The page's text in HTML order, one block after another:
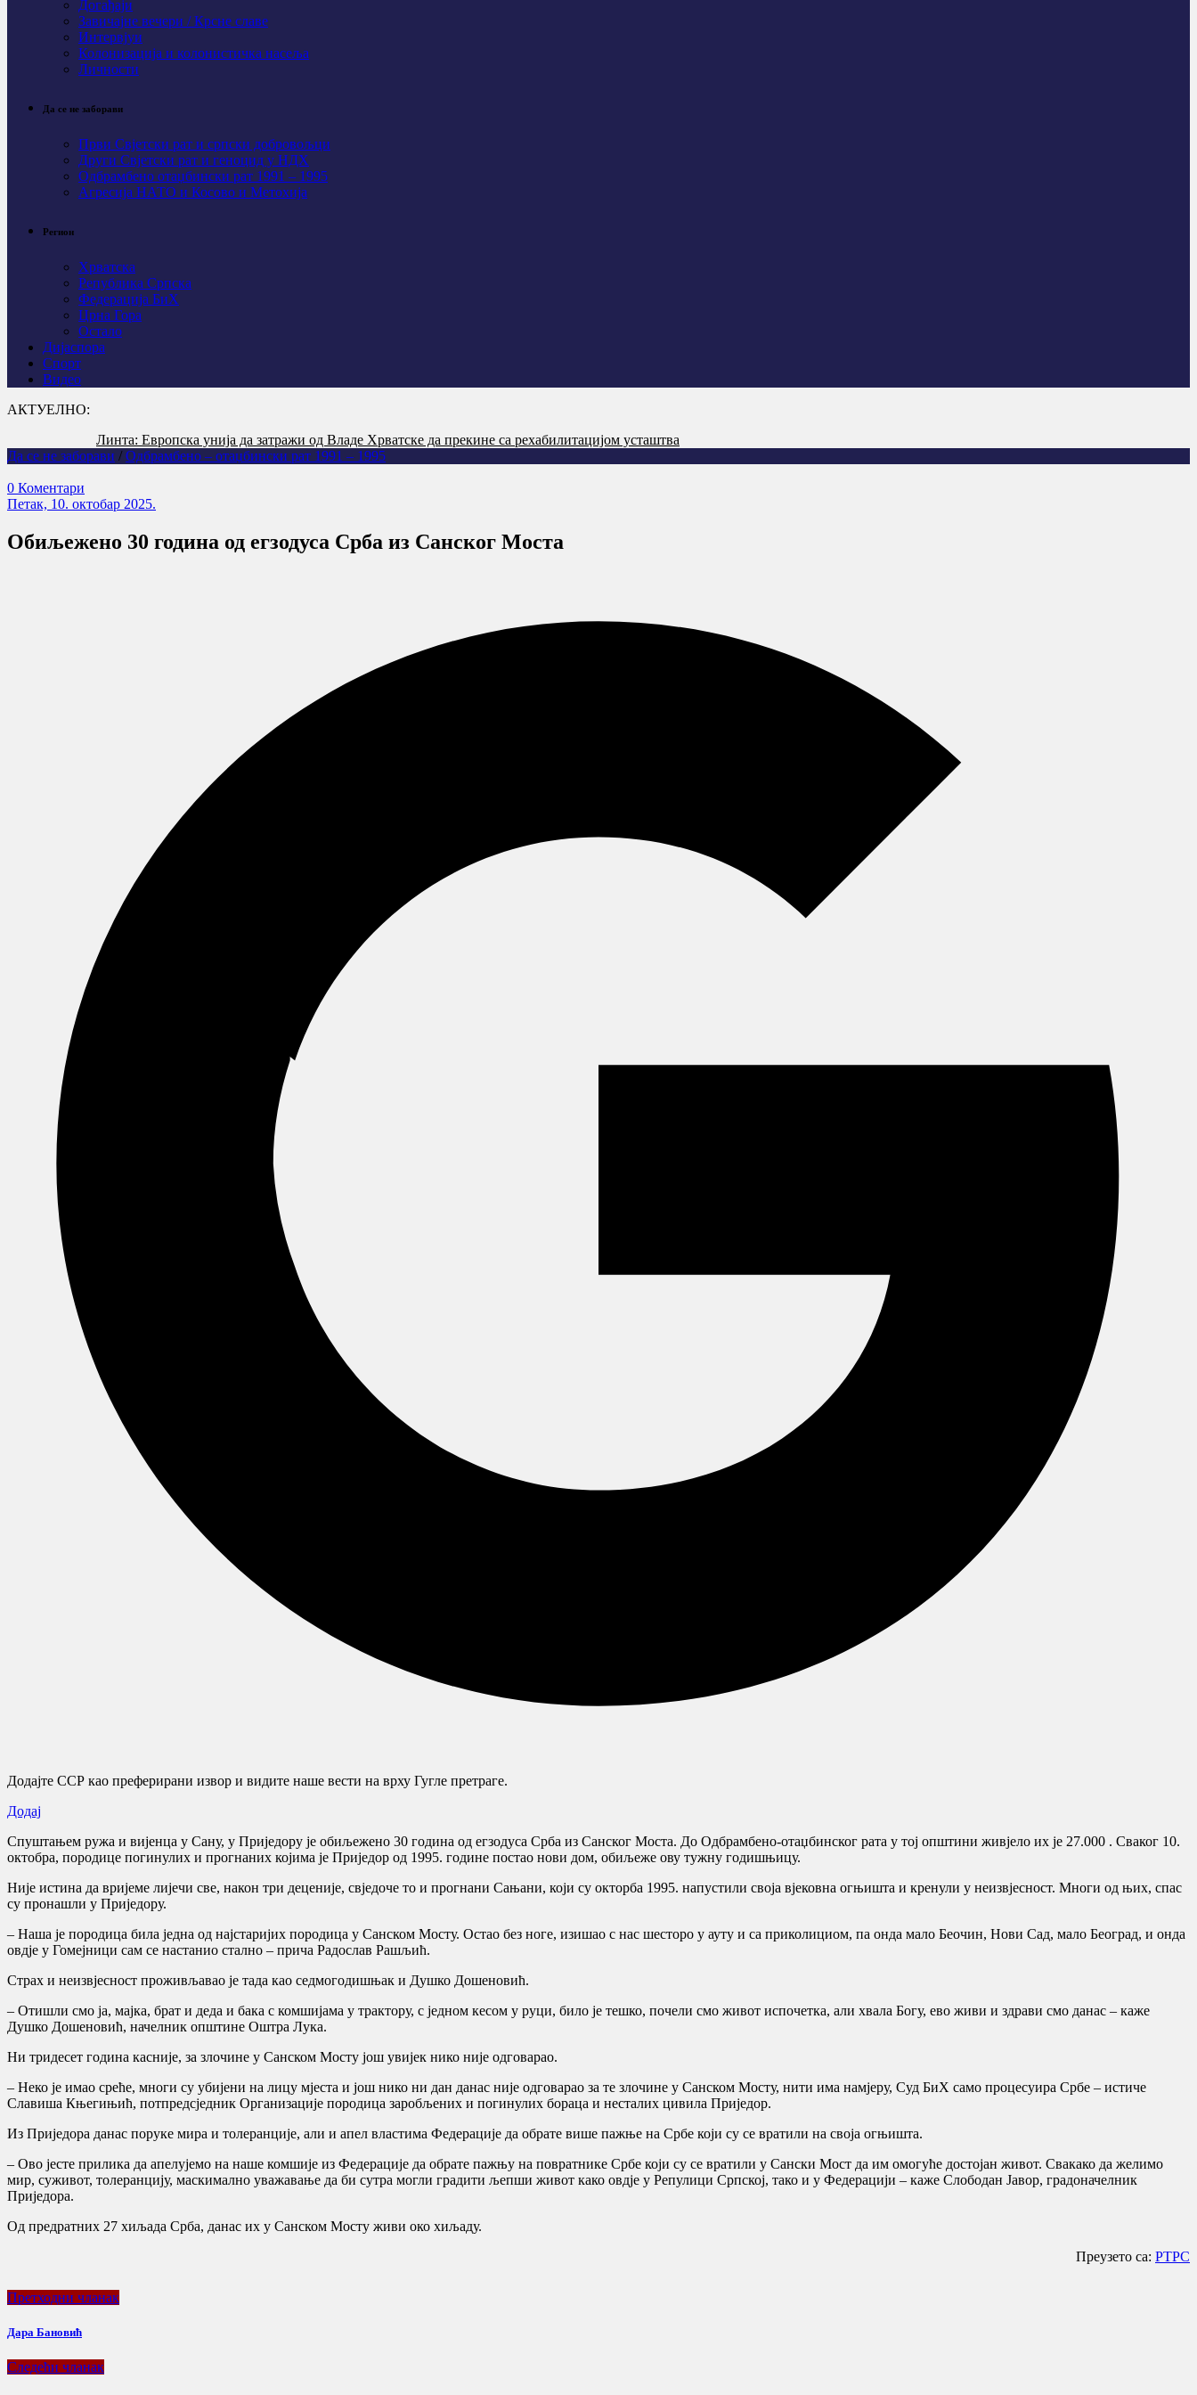
Догађаји
Завичајне вечери / Крсне славе
Интервјуи
Колонизација и колонистичка насеља
Личности
Да се не заборави
Први Свјeтски рат и српски добровољци
Други Свјетски рат и геноцид у НДХ
Одбрамбено отаџбински рат 1991 – 1995
Агресија НАТО и Косово и Метохија
Регион
Хрватска
Република Српска
Федерација БиХ
Црна Гора
Остало
Дијаспора
Спорт
Видео
АКТУЕЛНО:
Линта: Европска унија да затражи од Владе Хрватске да прекине са рехабилитацијом усташтва
Да се не заборави / Одбрамбено – отаџбински рат 1991 – 1995
0 Коментари
Петак, 10. октобар 2025.
Обиљежено 30 година од егзодуса Срба из Санског Моста
Додајте ССР као преферирани извор и видите наше вести на врху Гугле претраге.
Додај
Спуштањем ружа и вијенца у Сану, у Приједору је обиљежено 30 година од егзодуса Срба из Санског Моста. До Одбрамбено-отаџбинског рата у тој општини живјело их је 27.000 . Сваког 10.
октобра, породице погинулих и прогнаних којима је Приједор од 1995. године постао нови дом, обиљеже ову тужну годишњицу.
Није истина да вријеме лијечи све, након три деценије, свједоче то и прогнани Сањани, који су окторба 1995. напустили своја вјековна огњишта и кренули у неизвјесност. Многи од њих, спас
су пронашли у Приједору.
– Наша је породица била једна од најстаријих породица у Санском Мосту. Остао без ноге, изишао с нас шесторо у ауту и са приколициом, па онда мало Беочин, Нови Сад, мало Београд, и онда
овдје у Гомејници сам се настанио стално – прича Радослав Рашљић.
Страх и неизвјесност проживљавао је тада као седмогодишњак и Душко Дошеновић.
– Отишли смо ја, мајка, брат и деда и бака с комшијама у трактору, с једном кесом у руци, било је тешко, почели смо живот испочетка, али хвала Богу, ево живи и здрави смо данас – каже
Душко Дошеновић, начелник општине Оштра Лука.
Ни тридесет година касније, за злочине у Санском Мосту још увијек нико није одговарао.
– Неко је имао среће, многи су убијени на лицу мјеста и још нико ни дан данас није одговарао за те злочине у Санском Мосту, нити има намјеру, Суд БиХ само процесуира Србе – истиче
Славиша Књегињић, потпредсједник Организације породица заробљених и погинулих бораца и несталих цивила Приједор.
Из Приједора данас поруке мира и толеранције, али и апел властима Федерације да обрате више пажње на Србе који су се вратили на своја огњишта.
– Ово јесте прилика да апелујемо на наше комшије из Федерације да обрате пажњу на повратнике Србе који су се вратили у Сански Мост да им омогуће достојан живот. Свакако да желимо
мир, суживот, толеранцију, маскимално уважавање да би сутра могли градити љепши живот како овдје у Репулици Српској, тако и у Федерацији – каже Слободан Јавор, градоначелник
Приједора.
Од предратних 27 хиљада Срба, данас их у Санском Мосту живи око хиљаду.
Преузето са: РТРС
Претходни чланак
Дара Бановић
Следећи чланак